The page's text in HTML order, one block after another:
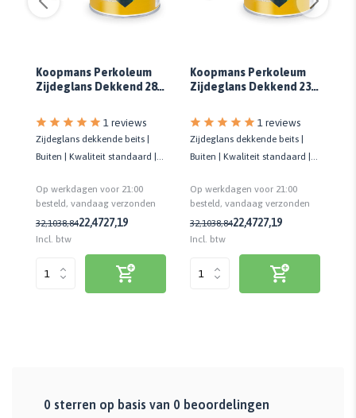
Koopmans Perkoleum
Zijdeglans Dekkend 289
1 reviews
Zijdeglans dekkende beits |
Buiten | Kwaliteit standaard |
Op werkdagen voor 21:00
besteld, vandaag verzonden
32,1038,8422,4727,19
Incl. btw
Koopmans Perkoleum
Zijdeglans Dekkend 239
1 reviews
Zijdeglans dekkende beits |
Buiten | Kwaliteit standaard |
Op werkdagen voor 21:00
besteld, vandaag verzonden
32,1038,8422,4727,19
Incl. btw
0 sterren op basis van 0 beoordelingen